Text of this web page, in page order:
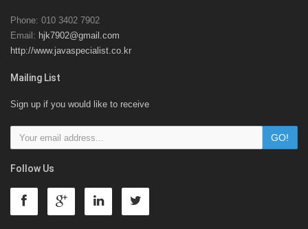
Phone: 010 3402 7902
Email: hjk7902@gmail.com
http://www.javaspecialist.co.kr
Mailing List
Sign up if you would like to receive
Follow Us